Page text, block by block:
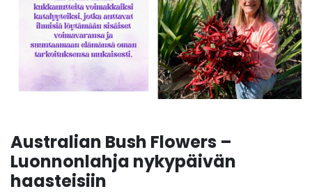
Australian Bush Flowers –
Luonnonlahja nykypäivän
haasteisiin